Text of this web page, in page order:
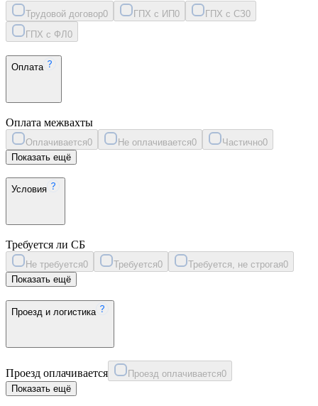
Трудовой договор0 ГПХ с ИП0 ГПХ с СЗ0
ГПХ с ФЛ 0
Оплата
Оплата межвахты
Оплачивается0 Не оплачивается0 Частично0
Показать ещё
Условия
Требуется ли СБ
Не требуется0 Требуется0 Требуется, не строгая0
Показать ещё
Проезд и логистика
Проезд оплачивается Проезд оплачивается0
Показать ещё